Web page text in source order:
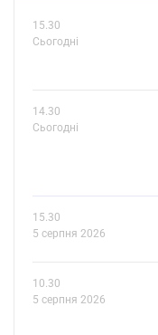
15.30
Сьогодні
14.30
Сьогодні
15.30
5 серпня 2026
10.30
5 серпня 2026